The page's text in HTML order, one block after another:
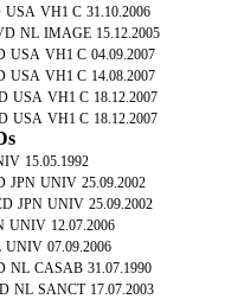
USA VH1 C 31.10.2006
NL IMAGE 15.12.2005
USA VH1 C 04.09.2007
USA VH1 C 14.08.2007
USA VH1 C 18.12.2007
USA VH1 C 18.12.2007
15.05.1992
JPN UNIV 25.09.2002
JPN UNIV 25.09.2002
UNIV 12.07.2006
UNIV 07.09.2006
NL CASAB 31.07.1990
NL SANCT 17.07.2003